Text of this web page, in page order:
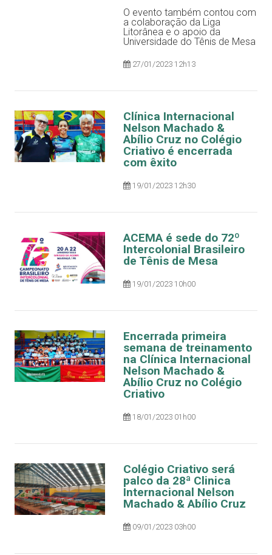
O evento também contou com
a colaboração da Liga
Litorânea e o apoio da
Universidade do Tênis de Mesa
27/01/2023 12h13
Clínica Internacional
Nelson Machado &
Abílio Cruz no Colégio
Criativo é encerrada
com êxito
19/01/2023 12h30
ACEMA é sede do 72º
Intercolonial Brasileiro
de Tênis de Mesa
19/01/2023 10h00
Encerrada primeira
semana de treinamento
na Clínica Internacional
Nelson Machado &
Abílio Cruz no Colégio
Criativo
18/01/2023 01h00
Colégio Criativo será
palco da 28ª Clinica
Internacional Nelson
Machado & Abílio Cruz
09/01/2023 03h00